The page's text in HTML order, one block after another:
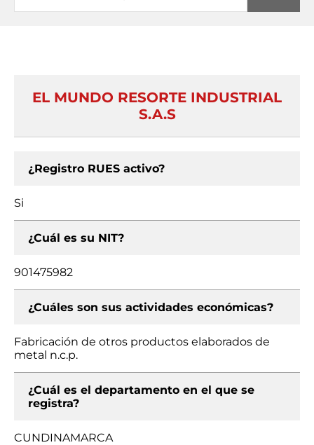
EL MUNDO RESORTE INDUSTRIAL
S.A.S
¿Registro RUES activo?
Si
¿Cuál es su NIT?
901475982
¿Cuáles son sus actividades económicas?
Fabricación de otros productos elaborados de
metal n.c.p.
¿Cuál es el departamento en el que se
registra?
CUNDINAMARCA